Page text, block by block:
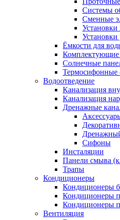
Системы
Сменные
Ёмкости для
Комплектующие
Солнечные
Термосифонные
Водоотведение
Канализация
Канализация
Дренажные
Сифоны
Инсталяции
Панели смыва
Трапы
Кондиционеры
Кондиционеры
Кондиционеры
Кондиционеры
Вентиляция